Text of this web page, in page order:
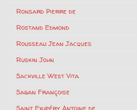
Ronsard Pierre de
Rostand Edmond
Rousseau Jean Jacques
Ruskin John
Sackville West Vita
Sagan Françoise
Saint Exupéry Antoine de